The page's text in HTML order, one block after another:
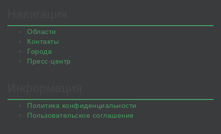
Области
Контакты
Города
Пресс-центр
Политика конфиденциальности
Пользовательское соглашение